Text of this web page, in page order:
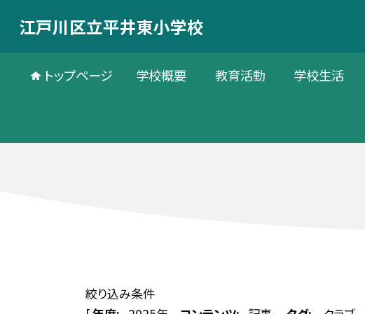
江戸川区立平井東小学校
トップページ 学校概要 教育活動 学校生活
絞り込み条件